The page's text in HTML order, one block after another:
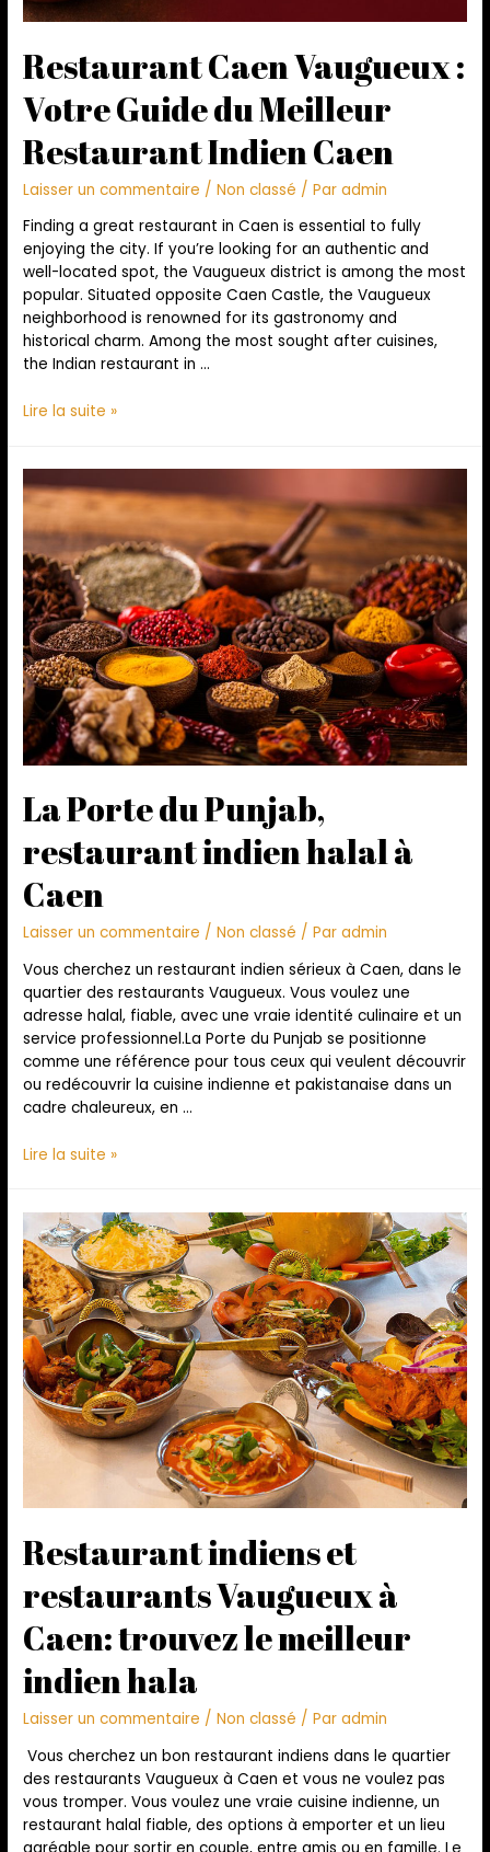
Restaurant Caen Vaugueux :
Votre Guide du Meilleur
Restaurant Indien Caen
Laisser un commentaire /Non classé / Paradmin
Finding a great restaurant in Caen is essential to fully
enjoying the city. If you’re looking for an authentic and
well-located spot, the Vaugueux district is among the most
popular. Situated opposite Caen Castle, the Vaugueux
neighborhood is renowned for its gastronomy and
historical charm. Among the most sought after cuisines,
the Indian restaurant in …
Lire la suite »
La Porte du Punjab,
restaurant indien halal à
Caen
Laisser un commentaire /Non classé / Paradmin
Vous cherchez un restaurant indien sérieux à Caen, dans le
quartier des restaurants Vaugueux. Vous voulez une
adresse halal, fiable, avec une vraie identité culinaire et un
service professionnel.La Porte du Punjab se positionne
comme une référence pour tous ceux qui veulent découvrir
ou redécouvrir la cuisine indienne et pakistanaise dans un
cadre chaleureux, en …
Lire la suite »
Restaurant indiens et
restaurants Vaugueux à
Caen: trouvez le meilleur
indien hala
Laisser un commentaire /Non classé / Paradmin
Vous cherchez un bon restaurant indiens dans le quartier
des restaurants Vaugueux à Caen et vous ne voulez pas
vous tromper. Vous voulez une vraie cuisine indienne, un
restaurant halal fiable, des options à emporter et un lieu
agréable pour sortir en couple, entre amis ou en famille. Le